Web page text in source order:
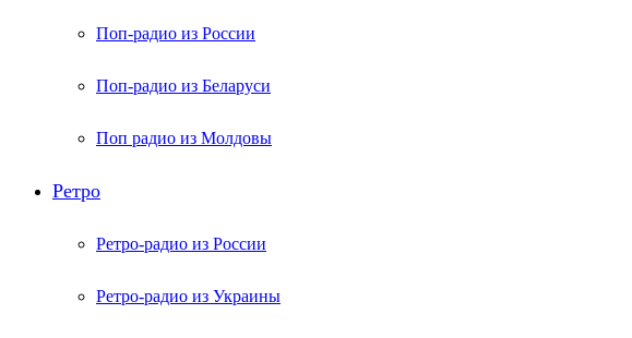
Поп-радио из России
Поп-радио из Беларуси
Поп радио из Молдовы
Ретро
Ретро-радио из России
Ретро-радио из Украины